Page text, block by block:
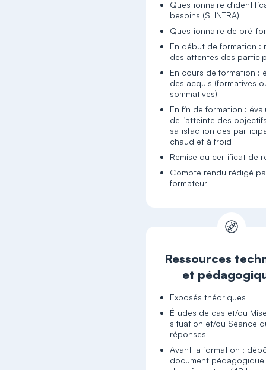
Questionnaire
besoins (SI INTRA)
Questionnaire de pré-
En début de formation :
des attentes des
En cours de formation :
des acquis (formatives
sommatives)
En fin de formation :
de l'atteinte des
satisfaction des
chaud et à froid
Remise du certificat de
Compte rendu rédigé
formateur
Ressources
et
Exposés théoriques
Études de cas et/ou
situation et/ou Séance
réponses
Avant la formation :
document